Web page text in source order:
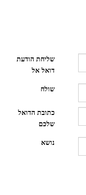
שליחת הודעת
דואל אל
שולח
כתובת הדואל
שלכם
נושא